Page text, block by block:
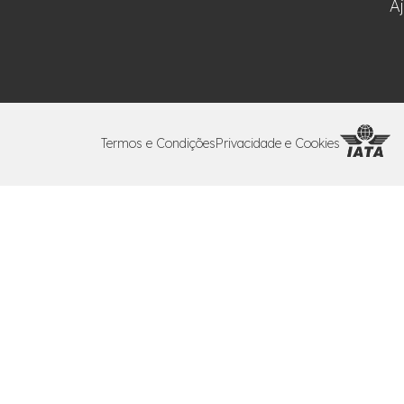
Termos e CondiçõesPrivacidade e Cookies